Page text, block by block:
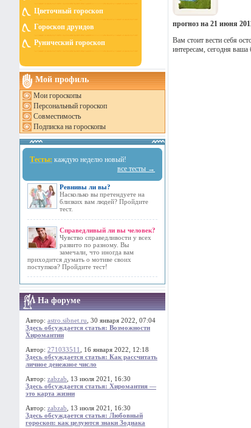
Цветочный гороскоп
Гороскоп друидов
Рунический гороскоп
Мой профиль
Мои гороскопы
Персональный гороскоп
Совместимость
Подписка на гороскопы
Тесты: каждую неделю новый!
все тесты →
Ревнивы ли вы?
Насколько вы претендуете на
близких вам людей? Пройдите
тест.
Справедливый ли вы человек?
Чувство справедливости у всех
развито по разному. Вы
замечали, что иногда вам
приходится думать о мотиве своих
поступков? Пройдите тест!
На форуме
Автор: astro.sibnet.ru , 30 января 2022, 07:04
Здесь обсуждается статья: Возможности
Хиромантии
Автор: 271033511
, 16 января 2022, 12:18
Здесь обсуждается статья: Как рассчитать
личное денежное число
Автор: zabzab , 13 июля 2021, 16:30
Здесь обсуждается статья: Хиромантия —
это карта жизни
Автор: zabzab , 13 июля 2021, 16:30
Здесь обсуждается статья: Любовный
гороскоп: как целуются знаки Зодиака
прогноз на 21 июня
Вам стоит вести себя
интересам, сегодня